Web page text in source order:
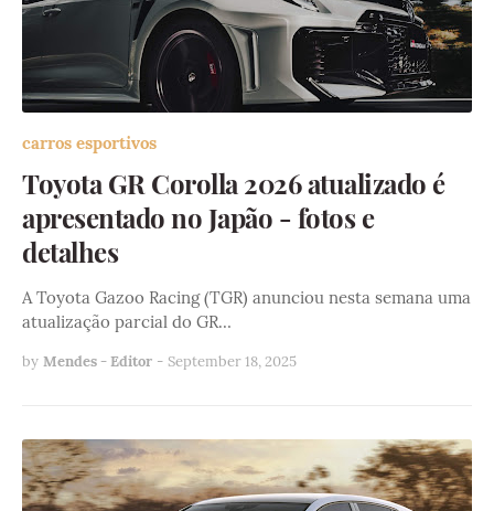
carros esportivos
Toyota GR Corolla 2026 atualizado é
apresentado no Japão - fotos e
detalhes
A Toyota Gazoo Racing (TGR) anunciou nesta semana uma
atualização parcial do GR…
by Mendes - Editor - September 18, 2025